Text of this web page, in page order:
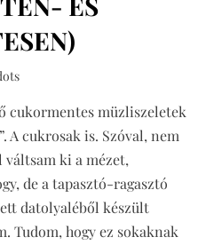
cukormentes müzliszeletek
A cukrosak is. Szóval, nem
ki a mézet,
de a tapasztó-ragasztó
datolyaléből készült
Tudom, hogy ez sokaknak